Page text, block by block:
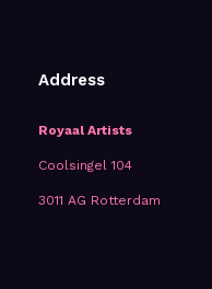
Address
Royaal Artists
Coolsingel 104
3011 AG Rotterdam